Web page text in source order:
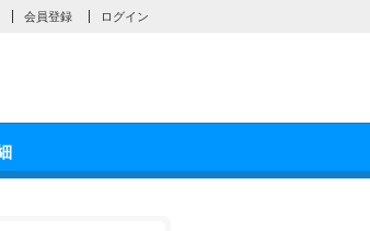
会員登録 ログイン